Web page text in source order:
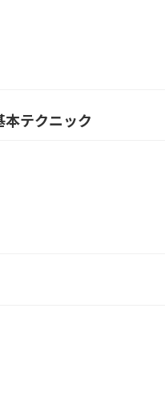
テクニック